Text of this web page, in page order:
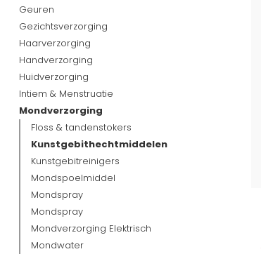
Geuren
Gezichtsverzorging
Haarverzorging
Handverzorging
Huidverzorging
Intiem & Menstruatie
Mondverzorging
Floss & tandenstokers
Kunstgebithechtmiddelen
Kunstgebitreinigers
Mondspoelmiddel
Mondspray
Mondspray
Mondverzorging Elektrisch
Mondwater